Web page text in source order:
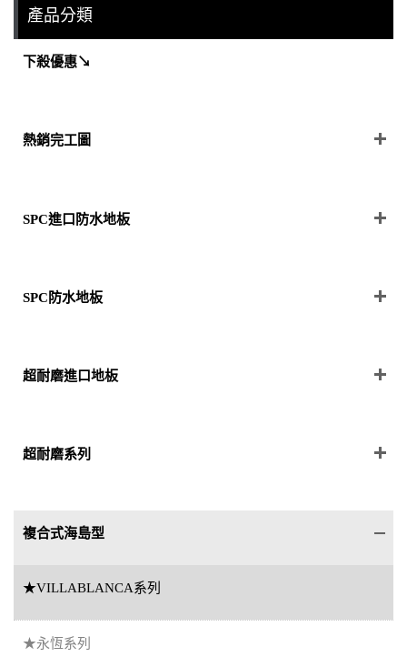
產品分類
下殺優惠↘
熱銷完工圖
SPC進口防水地板
SPC防水地板
超耐磨進口地板
超耐磨系列
複合式海島型
★VILLABLANCA系列
★永恆系列